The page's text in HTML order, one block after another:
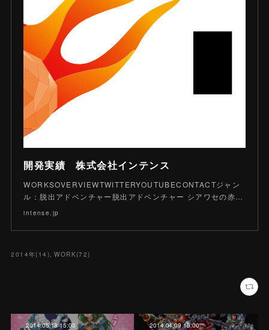
開発実績 株式会社インテンス
WORKSOVERVIEWTWITTERYOUTUBECONTACTジャン
ル：脱出アドベンチャー脱出アドベンチャー シアワセの赤…
intense.jp
2014年( 14 ) WORK(72)
2014.05.18 15:00 2014.04.09 15:00